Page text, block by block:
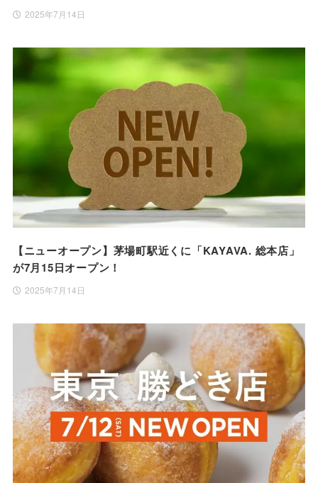
2025年7月14日
【ニューオープン】茅場町駅近くに「KAYAVA. 総本店」
が7月15日オープン！
2025年7月14日